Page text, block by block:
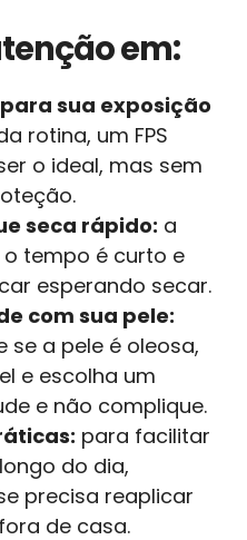
em:
sua exposição
rotina, um FPS
o ideal, mas sem
seca rápido: a
tempo é curto e
esperando secar.
com sua pele:
se a pele é oleosa,
e escolha um
e não complique.
para facilitar
do dia,
precisa reaplicar
de casa.